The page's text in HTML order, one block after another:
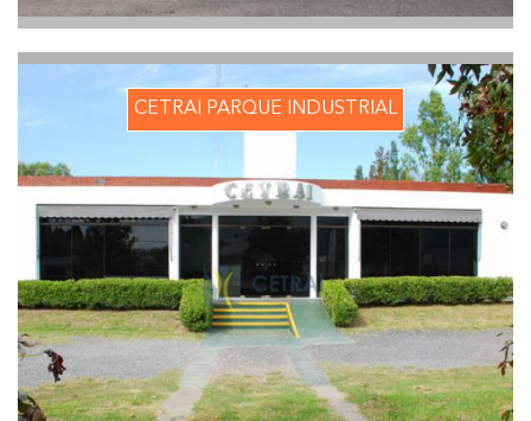
CETRAI PARQUE INDUSTRIAL